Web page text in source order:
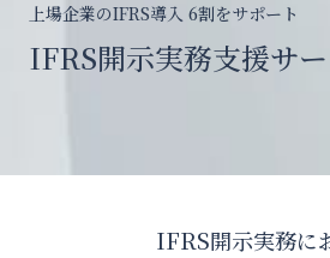
ソリューション
上場企業のIFRS導入 6割をサポート
IFRS開示実務支援サ
IFRS開示実務に